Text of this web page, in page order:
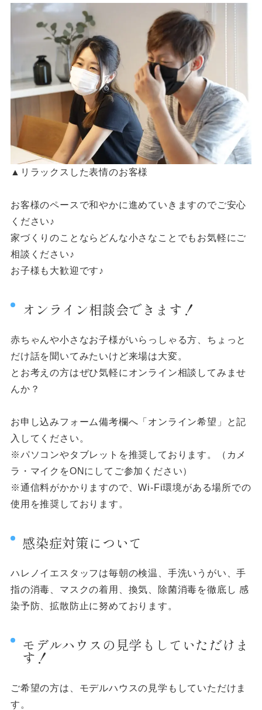
▲リラックスした表情のお客様
お客様のペースで和やかに進めていきますのでご安心
ください♪
家づくりのことならどんな小さなことでもお気軽にご
相談ください♪
お子様も大歓迎です♪
オンライン相談会できます！
赤ちゃんや小さなお子様がいらっしゃる方、ちょっと
だけ話を聞いてみたいけど来場は大変。
とお考えの方はぜひ気軽にオンライン相談してみませ
んか？
お申し込みフォーム備考欄へ「オンライン希望」と記
入してください。
※パソコンやタブレットを推奨しております。（カメ
ラ・マイクをONにしてご参加ください）
※通信料がかかりますので、Wi-Fi環境がある場所での
使用を推奨しております。
感染症対策について
ハレノイエスタッフは毎朝の検温、手洗いうがい、手
指の消毒、マスクの着用、換気、除菌消毒を徹底し 感
染予防、拡散防止に努めております。
モデルハウスの見学もしていただけま
す！
ご希望の方は、モデルハウスの見学もしていただけま
す。